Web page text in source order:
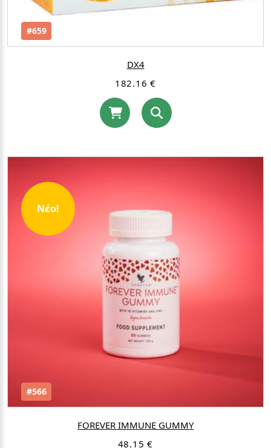
#659
DX4
182.16 €
Νέο!
#566
FOREVER IMMUNE GUMMY
48.15 €